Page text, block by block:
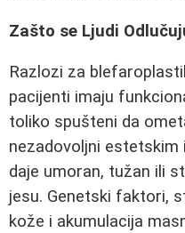
Zašto se Ljudi
Razlozi za
pacijenti imaju
toliko spušteni da
nezadovoljni estetskim
daje umoran, tužan ili
jesu. Genetski faktori,
kože i akumulacija